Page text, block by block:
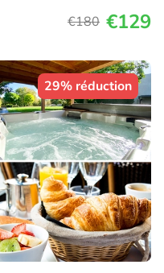
€180 €129
29% réduction